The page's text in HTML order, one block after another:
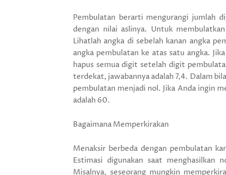
Pembulatan berarti mengurangi jumlah
dengan nilai aslinya. Untuk
Lihatlah angka di sebelah kanan angka
angka pembulatan ke atas satu angka.
hapus semua digit setelah digit
terdekat, jawabannya adalah 7,4. Dalam
pembulatan menjadi nol. Jika Anda ingin
adalah 60.
Bagaimana Memperkirakan
Menaksir berbeda dengan pembulatan
Estimasi digunakan saat menghasilkan
Misalnya, seseorang mungkin